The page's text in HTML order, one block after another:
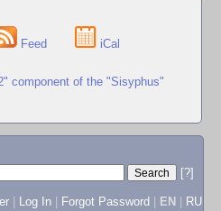
Feed iCal
component of the "Sisyphus"
[?]
Log In Forgot Password EN RU